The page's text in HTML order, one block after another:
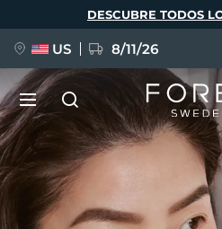
DESCUBRE TODOS
US 8/11/26
NUEVO
BREAKING NEWS
Idioma